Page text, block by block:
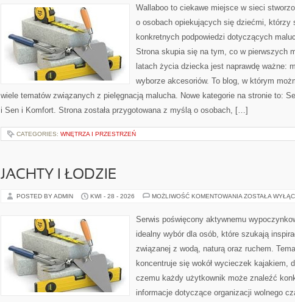
Wallaboo to ciekawe miejsce w sieci
o osobach opiekujących się dziećmi, którzy
konkretnych podpowiedzi dotyczących
Strona skupia się na tym, co w pierwszych
latach życia dziecka jest naprawdę ważne:
wyborze akcesoriów. To blog, w którym
wiele tematów związanych z pielęgnacją malucha. Nowe kategorie na stronie to:
i Sen i Komfort. Strona została przygotowana z myślą o osobach, […]
CATEGORIES: WNĘTRZA I PRZESTRZEŃ
JACHTY I ŁODZIE
POSTED BY ADMIN KWI - 28 - 2026 MOŻLIWOŚĆ KOMENTOWANIA JACHTY
ZOSTAŁA
Serwis poświęcony aktywnemu
idealny wybór dla osób, które szukają
związanej z wodą, naturą oraz ruchem.
koncentruje się wokół wycieczek kajakiem,
czemu każdy użytkownik może znaleźć
informacje dotyczące organizacji wolnego